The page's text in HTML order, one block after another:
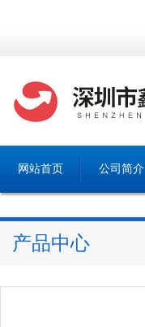
网站首页 公司简介
产品中心